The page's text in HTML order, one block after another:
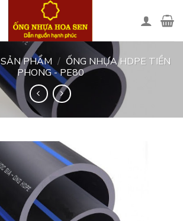
SẢN PHẨM / ỐNG NHỰA HDPE TIỀN
PHONG - PE80